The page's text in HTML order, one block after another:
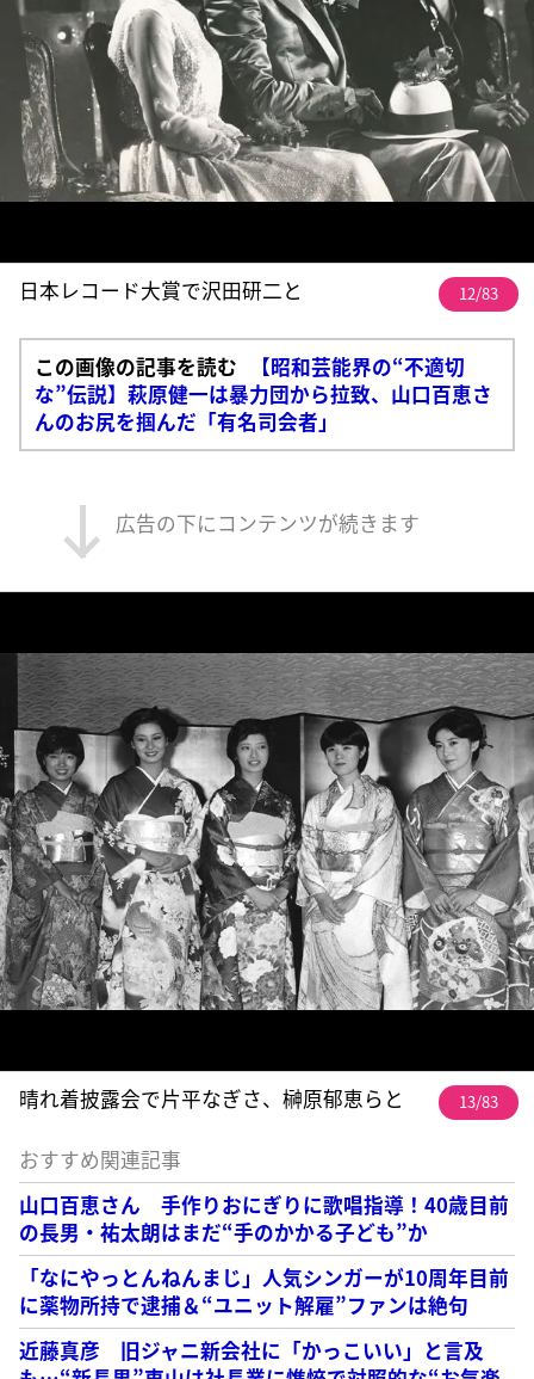
日本レコード大賞で沢田研二と 12/83
この画像の記事を読む
【昭和芸能界の“不適切
な”伝説】萩原健一は暴力団から拉致、山口百恵さ
んのお尻を掴んだ「有名司会者」
広告の下にコンテンツが続きます
晴れ着披露会で片平なぎさ、榊原郁恵らと 13/83
おすすめ関連記事
山口百恵さん 手作りおにぎりに歌唱指導！40歳目前
の長男・祐太朗はまだ“手のかかる子ども”か
「なにやっとんねんまじ」人気シンガーが10周年目前
に薬物所持で逮捕＆“ユニット解雇”ファンは絶句
近藤真彦 旧ジャニ新会社に「かっこいい」と言及